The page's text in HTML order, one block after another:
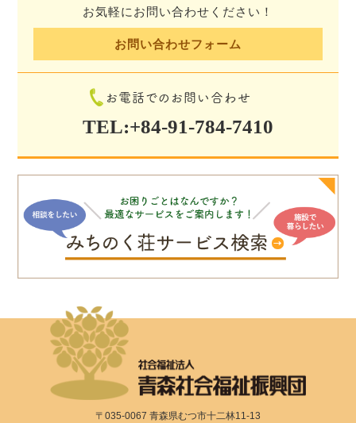
お気軽にお問い合わせください！
お問い合わせフォーム
お電話でのお問い合わせ
TEL:+84-91-784-7410
〒035-0067 青森県むつ市十二林11-13